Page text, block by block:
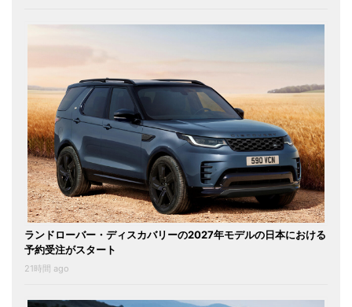
ランドローバー・ディスカバリーの2027年モデルの日本における
予約受注がスタート
21時間 ago